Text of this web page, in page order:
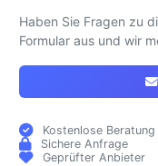
Haben Sie Fragen zu
Formular aus und wir
Kostenlose Beratung
Sichere Anfrage
Geprüfter Anbieter